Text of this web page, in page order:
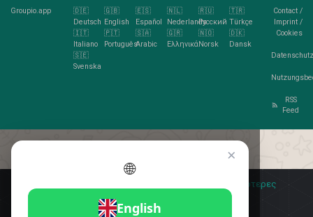
Groupio.app
🇩🇪
Deutsch
🇬🇧
English
🇪🇸
Español
🇳🇱
Nederlands
🇷🇺
Русский
🇹🇷
Türkçe
🇮🇹
Italiano
🇵🇹
Português
🇸🇦
Arabic
🇬🇷
Ελληνικά
🇳🇴
Norsk
🇩🇰
Dansk
🇸🇪
Svenska
Contact/
Imprint/
Cookies
RSS
Feed
Περισσότερες
πληροφορίες
×
🌐
English